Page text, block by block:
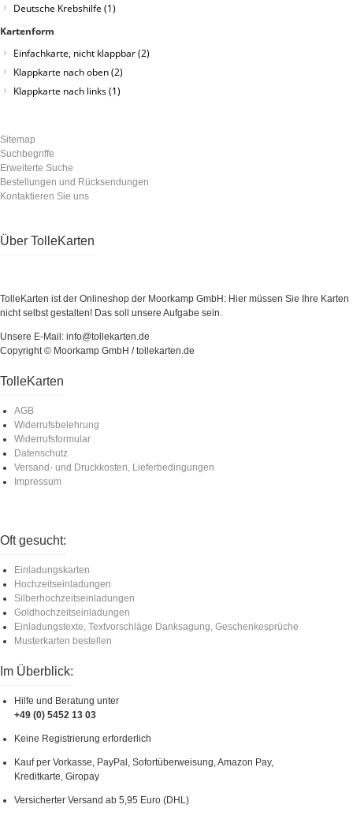
Deutsche Krebshilfe (1)
Kartenform
Einfachkarte, nicht klappbar(2)
Klappkarte nach oben(2)
Klappkarte nach links(1)
Sitemap
Suchbegriffe
Erweiterte Suche
Bestellungen und Rücksendungen
Kontaktieren Sie uns
Über TolleKarten
TolleKarten ist der Onlineshop der Moorkamp GmbH: Hier müssen Sie Ihre Karten
nicht selbst gestalten! Das soll unsere Aufgabe sein.
Unsere E-Mail: info@tollekarten.de
Copyright © Moorkamp GmbH / tollekarten.de
TolleKarten
AGB
Widerrufsbelehrung
Widerrufsformular
Datenschutz
Versand- und Druckkosten, Lieferbedingungen
Impressum
Oft gesucht:
Einladungskarten
Hochzeitseinladungen
Silberhochzeitseinladungen
Goldhochzeitseinladungen
Einladungstexte, Textvorschläge Danksagung, Geschenkesprüche
Musterkarten bestellen
Im Überblick:
Hilfe und Beratung unter
+49 (0) 5452 13 03
Keine Registrierung erforderlich
Kauf per Vorkasse, PayPal, Sofortüberweisung, Amazon Pay,
Kreditkarte, Giropay
Versicherter Versand ab 5,95 Euro (DHL)